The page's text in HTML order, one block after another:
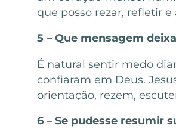
que posso rezar, refletir
5 – Que mensagem
É natural sentir medo
confiaram em Deus.
orientação, rezem,
6 – Se pudesse resumir